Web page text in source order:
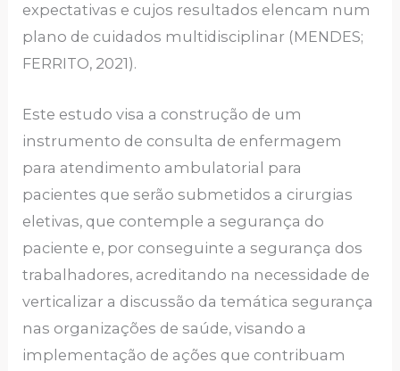
expectativas e cujos resultados elencam num
plano de cuidados multidisciplinar (MENDES;
FERRITO, 2021).
Este estudo visa a construção de um
instrumento de consulta de enfermagem
para atendimento ambulatorial para
pacientes que serão submetidos a cirurgias
eletivas, que contemple a segurança do
paciente e, por conseguinte a segurança dos
trabalhadores, acreditando na necessidade de
verticalizar a discussão da temática segurança
nas organizações de saúde, visando a
implementação de ações que contribuam